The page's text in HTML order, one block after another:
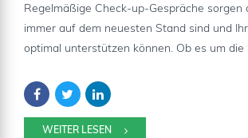
Regelmäßige Check-up-Gespräche sorgen
immer auf dem neuesten Stand sind und
optimal unterstützen können. Ob es um die
WEITER LESEN